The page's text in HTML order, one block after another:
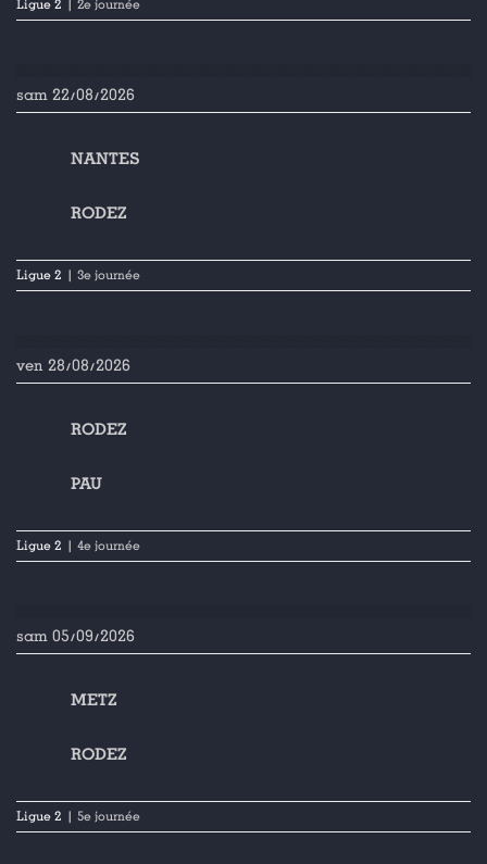
Ligue 2 | 2e journée
sam 22/08/2026
NANTES
RODEZ
Ligue 2 | 3e journée
ven 28/08/2026
RODEZ
PAU
Ligue 2 | 4e journée
sam 05/09/2026
METZ
RODEZ
Ligue 2 | 5e journée